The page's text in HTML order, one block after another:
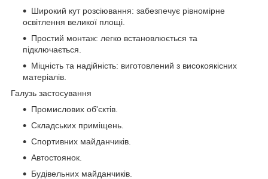
Широкий кут розсіювання: забезпечує рівномірне
освітлення великої площі.
Простий монтаж: легко встановлюється та
підключається.
Міцність та надійність: виготовлений з високоякісних
матеріалів.
Галузь застосування
Промислових об'єктів.
Складських приміщень.
Спортивних майданчиків.
Автостоянок.
Будівельних майданчиків.